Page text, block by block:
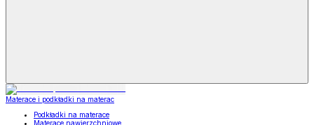
Materace i podkładki na materac
Podkładki na materace
Materace nawierzchniowe